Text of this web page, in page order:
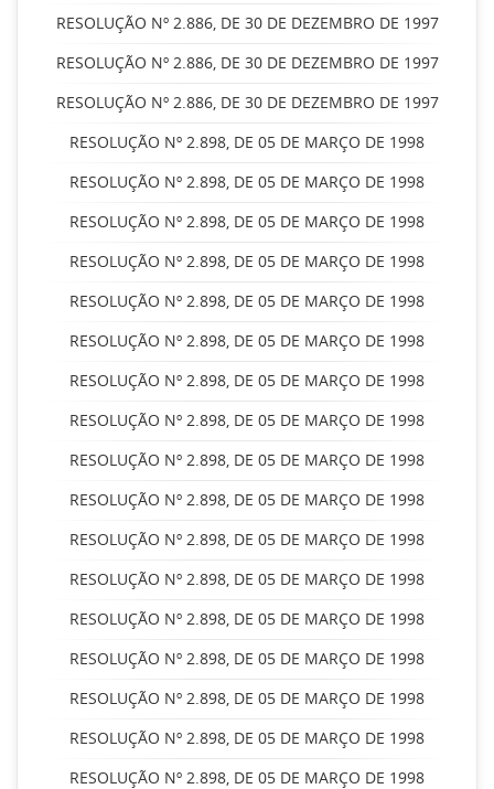
RESOLUÇÃO Nº 2.886, DE 30 DE DEZEMBRO DE 1997
RESOLUÇÃO Nº 2.886, DE 30 DE DEZEMBRO DE 1997
RESOLUÇÃO Nº 2.886, DE 30 DE DEZEMBRO DE 1997
RESOLUÇÃO Nº 2.898, DE 05 DE MARÇO DE 1998
RESOLUÇÃO Nº 2.898, DE 05 DE MARÇO DE 1998
RESOLUÇÃO Nº 2.898, DE 05 DE MARÇO DE 1998
RESOLUÇÃO Nº 2.898, DE 05 DE MARÇO DE 1998
RESOLUÇÃO Nº 2.898, DE 05 DE MARÇO DE 1998
RESOLUÇÃO Nº 2.898, DE 05 DE MARÇO DE 1998
RESOLUÇÃO Nº 2.898, DE 05 DE MARÇO DE 1998
RESOLUÇÃO Nº 2.898, DE 05 DE MARÇO DE 1998
RESOLUÇÃO Nº 2.898, DE 05 DE MARÇO DE 1998
RESOLUÇÃO Nº 2.898, DE 05 DE MARÇO DE 1998
RESOLUÇÃO Nº 2.898, DE 05 DE MARÇO DE 1998
RESOLUÇÃO Nº 2.898, DE 05 DE MARÇO DE 1998
RESOLUÇÃO Nº 2.898, DE 05 DE MARÇO DE 1998
RESOLUÇÃO Nº 2.898, DE 05 DE MARÇO DE 1998
RESOLUÇÃO Nº 2.898, DE 05 DE MARÇO DE 1998
RESOLUÇÃO Nº 2.898, DE 05 DE MARÇO DE 1998
RESOLUÇÃO Nº 2.898, DE 05 DE MARÇO DE 1998